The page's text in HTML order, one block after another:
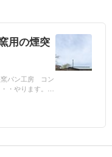
用の煙突
窯パン工房 コン
・やります。